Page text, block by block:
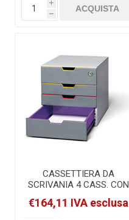
i
h
CASSETTIERA DA
SCRIVANIA 4 CASS. CON
SERRATURA VARICOLOR
DURABLE [7606-27]
€164,11 IVA esclusa